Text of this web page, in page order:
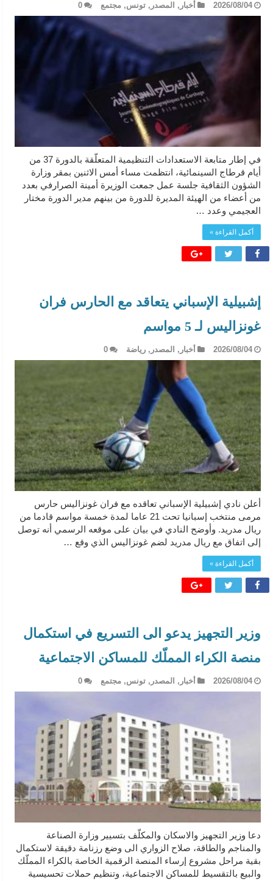
2026/08/04 أخبار , المصدر , تونس, مجتمع 0
في إطار متابعة الاستعدادات التنظيمية المتعلّقة بالدورة 37 من
أيام قرطاج السينمائية، انتظمت مساء أمس الاثنين بمقر وزارة
الشؤون الثقافية جلسة عمل جمعت الوزيرة أمينة الصرارفي بعدد
من أعضاء من الهيئة المديرة للدورة من بينهم مدير الدورة مختار
العجيمي وعدد …
أكمل القراءة »
إشبيلية الإسباني يتعاقد مع الحارس فران
غونزاليس لـ 5 مواسم
2026/08/04 أخبار , المصدر , رياضة 0
أعلن نادي إشبيلية الإسباني تعاقده مع فران غونزاليس حارس
مرمى منتخب إسبانيا تحت 21 عاما لمدة خمسة مواسم قادما من
ريال مدريد. وأوضح النادي في بيان على موقعه الرسمي أنه توصل
إلى اتفاق مع ريال مدريد لضم غونزاليس الذي وقع …
أكمل القراءة »
وزير التجهيز يدعو الى التسريع في استكمال
منصة الكراء المملّك للمساكن الاجتماعية
2026/08/04 أخبار , المصدر , تونس, مجتمع 0
دعا وزير التجهيز والاسكان والمكلّف بتسيير وزارة الصناعة
والمناجم والطاقة، صلاح الزواري الى وضع رزنامة دقيقة لاستكمال
بقية مراحل مشروع إرساء المنصة الرقمية الخاصة بالكراء المملّك
والبيع بالتقسيط للمساكن الاجتماعية، وتنظيم حملات تحسيسية